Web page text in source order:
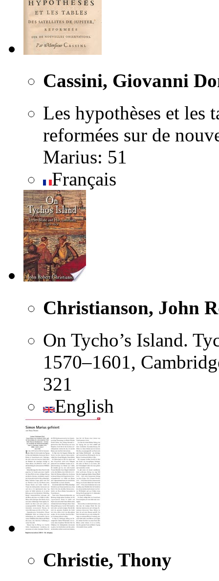
Cassini, Giovanni
Les hypothèses et les
reformées sur de
Marius: 51
Français
Christianson, John
On Tycho’s Island.
1570–1601,
321
English
Christie, Thony